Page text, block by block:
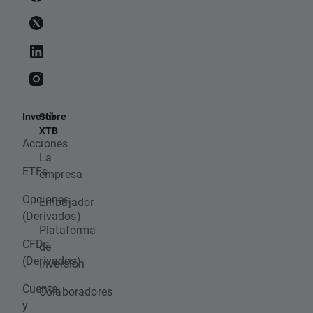
Invertir
Acciones
ETFs
Opciones
(Derivados)
CFDs
(Derivados)
Cuenta
y
Sobre
XTB
La
empresa
Embajador
Plataforma
de
inversión
Colaboradores